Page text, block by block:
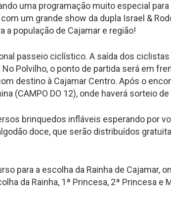
uma programação muito especial
um grande show da dupla Israel &
a população de Cajamar e região!
passeio ciclístico. A saída dos
Polvilho, o ponto de partida será em
destino à Cajamar Centro. Após o
(CAMPO DO 12), onde haverá sorteio
brinquedos infláveis esperando por
doce, que serão distribuídos
para a escolha da Rainha de Cajamar,
da Rainha, 1ª Princesa, 2ª Princesa e